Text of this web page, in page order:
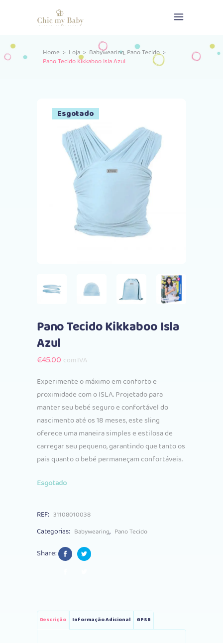
Home > Loja> Babywearing,Pano Tecido>
Pano Tecido Kikkaboo Isla Azul
Esgotado
Pano Tecido Kikkaboo Isla
Azul
€45.00 com IVA
Experimente o máximo em conforto e
proximidade com o ISLA. Projetado para
manter seu bebé seguro e confortável do
nascimento até os 18 meses, este sling
oferece uma maneira simples e estilosa de
carregar seu pequeno, garantindo que tanto os
pais quanto o bebé permaneçam confortáveis.
Esgotado
REF: 31108010038
Categorias: Babywearing, Pano Tecido
Share:
Descrição Informação Adicional GPSR